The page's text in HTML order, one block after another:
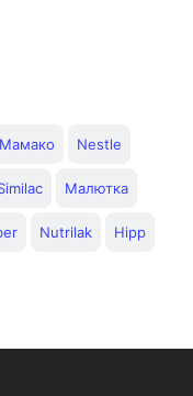
Мамако Nestle
Малютка
Nutrilak Hipp